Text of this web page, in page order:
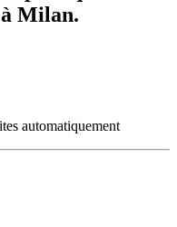
Milan.
automatiquement